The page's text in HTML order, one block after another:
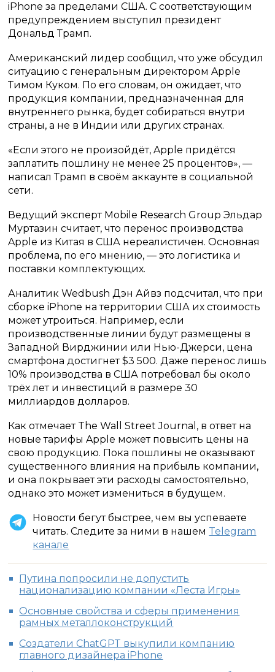
iPhone за пределами США. С соответствующим
предупреждением выступил президент
Дональд Трамп.
Американский лидер сообщил, что уже обсудил
ситуацию с генеральным директором Apple
Тимом Куком. По его словам, он ожидает, что
продукция компании, предназначенная для
внутреннего рынка, будет собираться внутри
страны, а не в Индии или других странах.
«Если этого не произойдёт, Apple придётся
заплатить пошлину не менее 25 процентов», —
написал Трамп в своём аккаунте в социальной
сети.
Ведущий эксперт Mobile Research Group Эльдар
Муртазин считает, что перенос производства
Apple из Китая в США нереалистичен. Основная
проблема, по его мнению, — это логистика и
поставки комплектующих.
Аналитик Wedbush Дэн Айвз подсчитал, что при
сборке iPhone на территории США их стоимость
может утроиться. Например, если
производственные линии будут размещены в
Западной Вирджинии или Нью-Джерси, цена
смартфона достигнет $3 500. Даже перенос лишь
10% производства в США потребовал бы около
трёх лет и инвестиций в размере 30
миллиардов долларов.
Как отмечает The Wall Street Journal, в ответ на
новые тарифы Apple может повысить цены на
свою продукцию. Пока пошлины не оказывают
существенного влияния на прибыль компании,
и она покрывает эти расходы самостоятельно,
однако это может измениться в будущем.
Новости бегут быстрее, чем вы успеваете
читать. Следите за ними в нашем Telegram
канале
Путина попросили не допустить
национализацию компании «Леста Игры»
Основные свойства и сферы применения
рамных металлоконструкций
Создатели ChatGPT выкупили компанию
главного дизайнера iPhone